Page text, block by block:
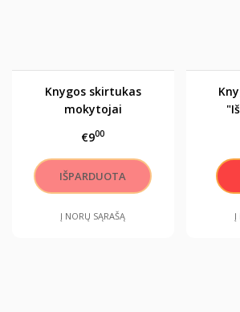
Knygos skirtukas
mokytojai
€900
Į NORŲ SĄRAŠĄ Į